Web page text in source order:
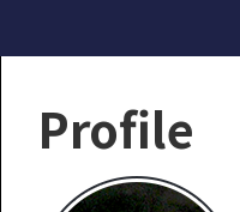
Profile